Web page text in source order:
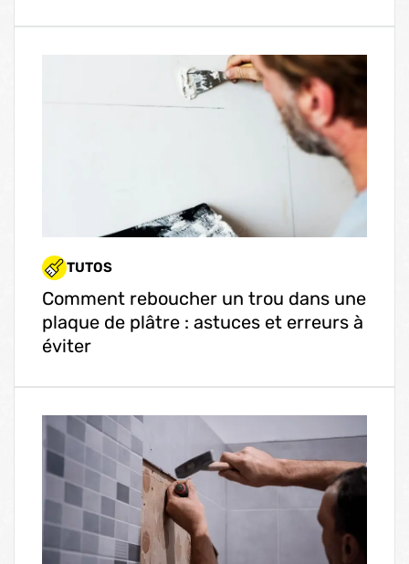
TUTOS
Comment reboucher un trou dans une
plaque de plâtre : astuces et erreurs à
éviter